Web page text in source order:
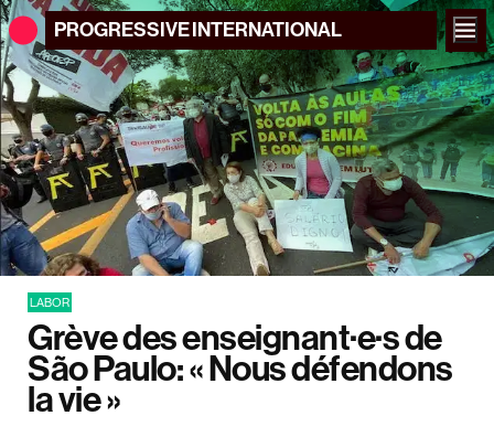
PROGRESSIVEINTERNATIONAL
LABOR
Grève des enseignant·e·s de
São Paulo: « Nous défendons
la vie »